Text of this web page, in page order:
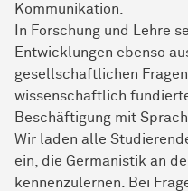
Kommunikation.
In Forschung und Lehre
Entwicklungen ebenso
gesellschaftlichen
wissenschaftlich
Beschäftigung mit
Wir laden alle
ein, die Germanistik an
kennenzulernen. Bei